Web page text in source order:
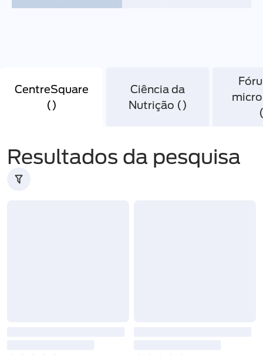
CentreSquare
()
Ciência da
Nutrição ()
Resultados da pesquisa